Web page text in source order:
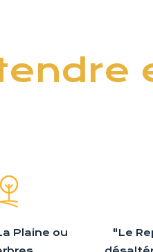
Plaine ou
"Le